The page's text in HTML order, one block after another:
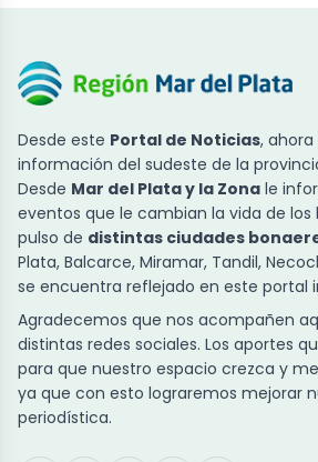
Desde este Portal de Noticias,
información del sudeste de la
Desde Mar del Plata y la Zona le
eventos que le cambian la vida de los
pulso de distintas ciudades
Plata, Balcarce, Miramar, Tandil,
se encuentra reflejado en este portal
Agradecemos que nos acompañen
distintas redes sociales. Los aportes
para que nuestro espacio crezca y
ya que con esto lograremos mejorar
periodística.